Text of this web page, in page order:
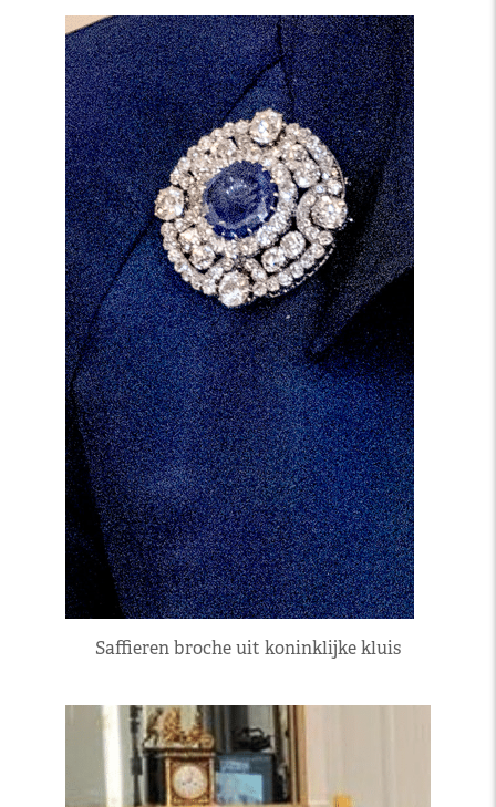
Saffieren broche uit koninklijke kluis